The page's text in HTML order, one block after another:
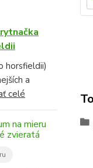
horsfieldii)
a
celé